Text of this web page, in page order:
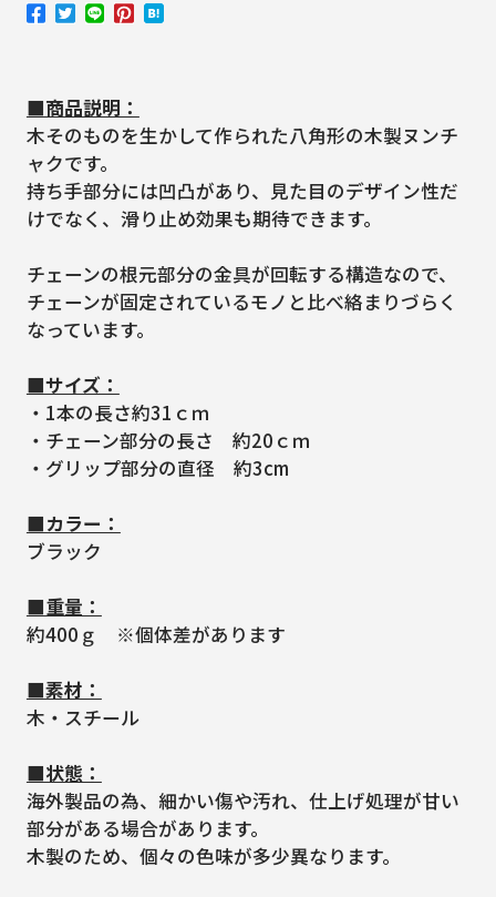
■商品説明：
木そのものを生かして作られた八角形の木製ヌンチ
ャクです。
持ち手部分には凹凸があり、見た目のデザイン性だ
けでなく、滑り止め効果も期待できます。
チェーンの根元部分の金具が回転する構造なので、
チェーンが固定されているモノと比べ絡まりづらく
なっています。
■サイズ：
・1本の長さ約31ｃｍ
・チェーン部分の長さ 約20ｃｍ
・グリップ部分の直径 約3cm
■カラー：
ブラック
■重量：
約400ｇ ※個体差があります
■素材：
木・スチール
■状態：
海外製品の為、細かい傷や汚れ、仕上げ処理が甘い
部分がある場合があります。
木製のため、個々の色味が多少異なります。